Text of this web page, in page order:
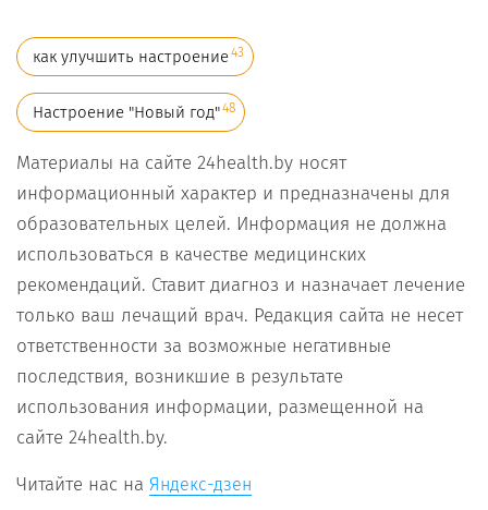
как улучшить настроение43
Настроение "Новый год"48
Материалы на сайте 24health.by носят
информационный характер и предназначены для
образовательных целей. Информация не должна
использоваться в качестве медицинских
рекомендаций. Ставит диагноз и назначает лечение
только ваш лечащий врач. Редакция сайта не несет
ответственности за возможные негативные
последствия, возникшие в результате
использования информации, размещенной на
сайте 24health.by.
Читайте нас на Яндекс-дзен